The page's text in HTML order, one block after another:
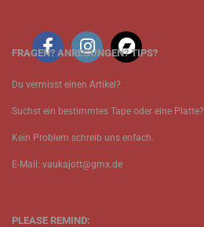
FRAGEN? ANREGUNGEN? TIPS?
Du vermisst einen Artikel?
Suchst ein bestimmtes Tape oder eine Platte?
Kein Problem schreib uns enfach.
E-Mail: vaukajott@gmx.de
PLEASE REMIND: